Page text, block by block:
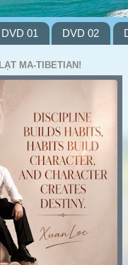
DVD 01 DVD 02
MA-TIBETIAN!